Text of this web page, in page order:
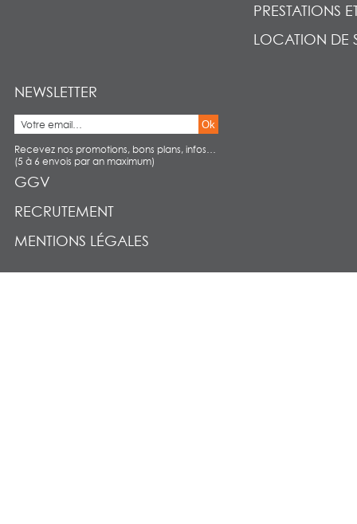
PRESTATIONS
LOCATION DE
NEWSLETTER
Ok
Recevez nos promotions, bons plans, infos…
(5 à 6 envois par an maximum)
RECRUTEMENT
MENTIONS LÉGALES
GGV